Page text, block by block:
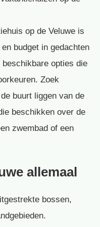
op de Veluwe is
budget in gedachten
opties die
Zoek
buurt liggen van de
beschikken over de
zwembad of een
allemaal
bossen,